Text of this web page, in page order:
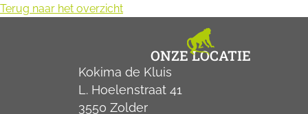
Terug naar het overzicht
ONZE LOCATIE
Kokima de Kluis
L. Hoelenstraat 41
3550 Zolder